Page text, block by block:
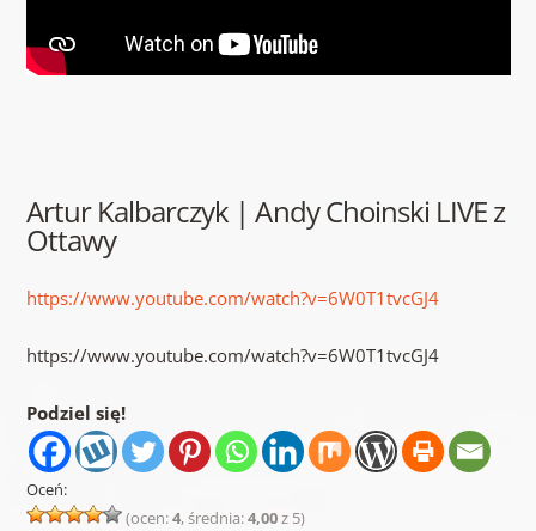
Artur Kalbarczyk | Andy Choinski LIVE z
Ottawy
https://www.youtube.com/watch?v=6W0T1tvcGJ4
https://www.youtube.com/watch?v=6W0T1tvcGJ4
Podziel się!
Oceń:
(ocen:4, średnia:4,00z 5)